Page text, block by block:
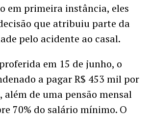
em primeira instância, eles
que atribuiu parte da
pelo acidente ao casal.
em 15 de junho, o
a pagar R$ 453 mil por
além de uma pensão mensal
70% do salário mínimo. O